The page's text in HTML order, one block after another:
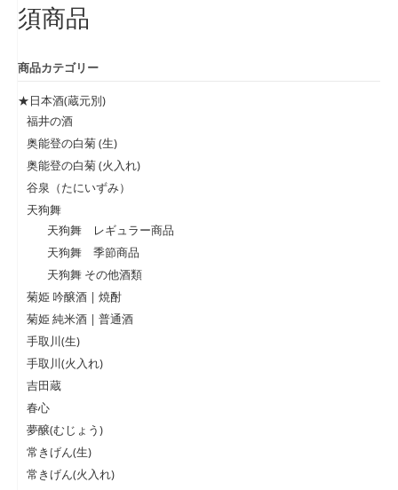
須商品
商品カテゴリー
★日本酒(蔵元別)
福井の酒
奥能登の白菊 (生)
奥能登の白菊 (火入れ)
谷泉（たにいずみ）
天狗舞
天狗舞 レギュラー商品
天狗舞 季節商品
天狗舞 その他酒類
菊姫 吟醸酒 | 焼酎
菊姫 純米酒 | 普通酒
手取川(生)
手取川(火入れ)
吉田蔵
春心
夢醸(むじょう)
常きげん(生)
常きげん(火入れ)